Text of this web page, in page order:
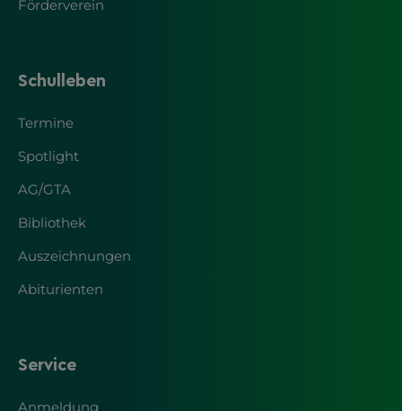
Förderverein
Schulleben
Termine
Spotlight
AG/GTA
Bibliothek
Auszeichnungen
Abiturienten
Service
Anmeldung